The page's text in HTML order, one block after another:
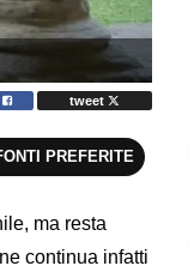
tweet
PREFERITE
ma resta
continua infatti